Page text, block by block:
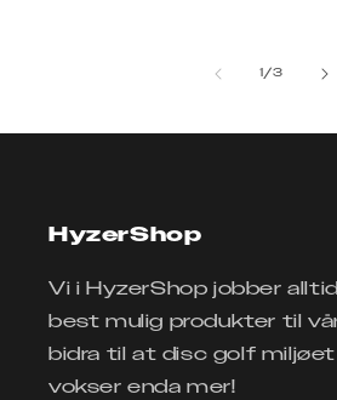
1/av
3
HyzerShop
Vi i HyzerShop jobber
best mulig produkter til
bidra til at disc golf miljøet
vokser enda mer!